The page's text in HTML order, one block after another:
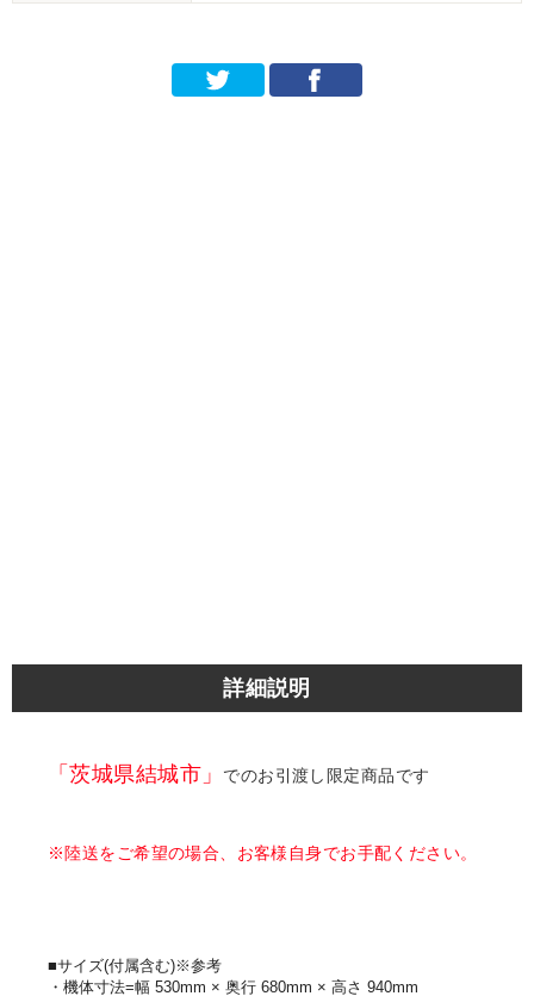
詳細説明
「茨城県結城市」 でのお引渡し限定商品です
※陸送をご希望の場合、お客様自身でお手配ください。
■サイズ(付属含む)※参考
・機体寸法=幅 530mm × 奥行 680mm × 高さ 940mm